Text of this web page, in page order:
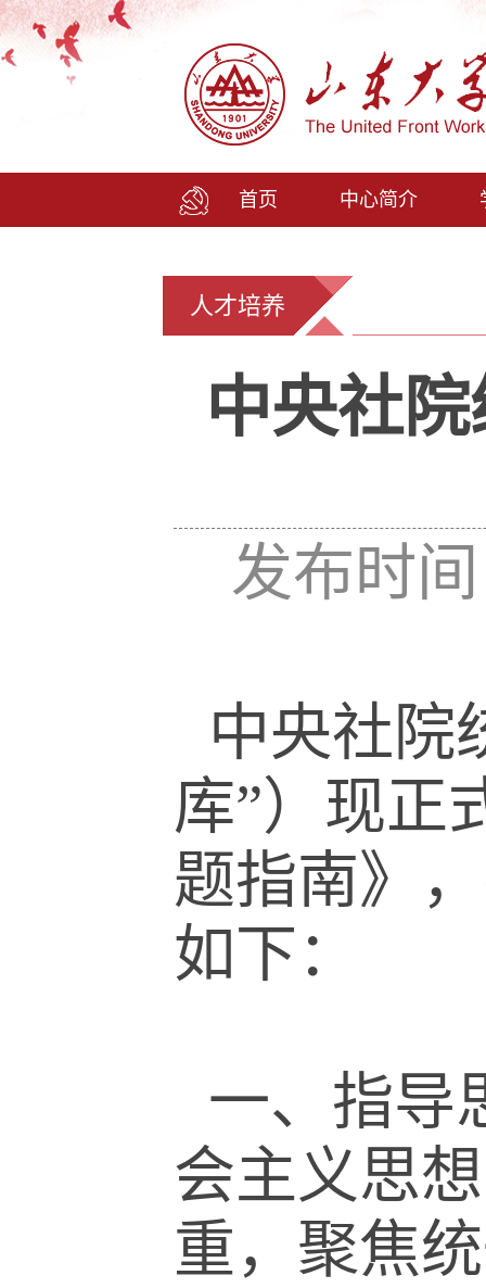
首页 中心简介
人才培养
中央社
发布时
中央社院
库”）现正
题指南》
如下：
一、指导
会主义思
重，聚焦